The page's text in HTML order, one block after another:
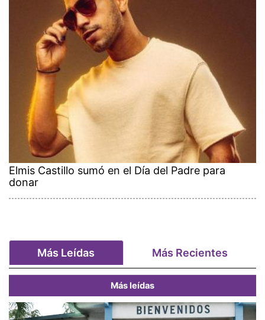
Elmis Castillo sumó en el Día del Padre para
donar
Más Leídas Más Recientes
Más leídas